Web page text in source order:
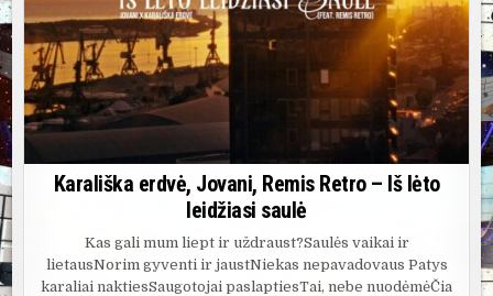
Karališka erdvė, Jovani, Remis Retro – Iš lėto
leidžiasi saulė
Kas gali mum liept ir uždraust?Saulės vaikai ir
lietausNorim gyventi ir jaustNiekas nepavadovaus Patys
karaliai naktiesSaugotojai paslaptiesTai, nebe nuodėmėČia